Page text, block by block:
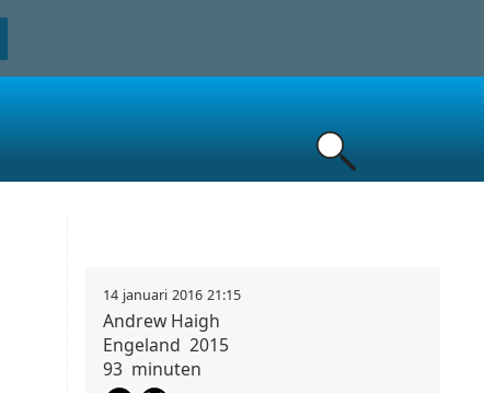
14 januari 2016 21:15
Andrew Haigh
Engeland 2015
93 minuten